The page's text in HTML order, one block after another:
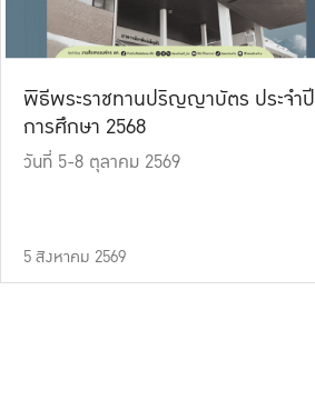
พิธีพระราชทานปริญญาบัตร ประจำปี
การศึกษา 2568
วันที่ 5-8 ตุลาคม 2569
5 สิงหาคม 2569